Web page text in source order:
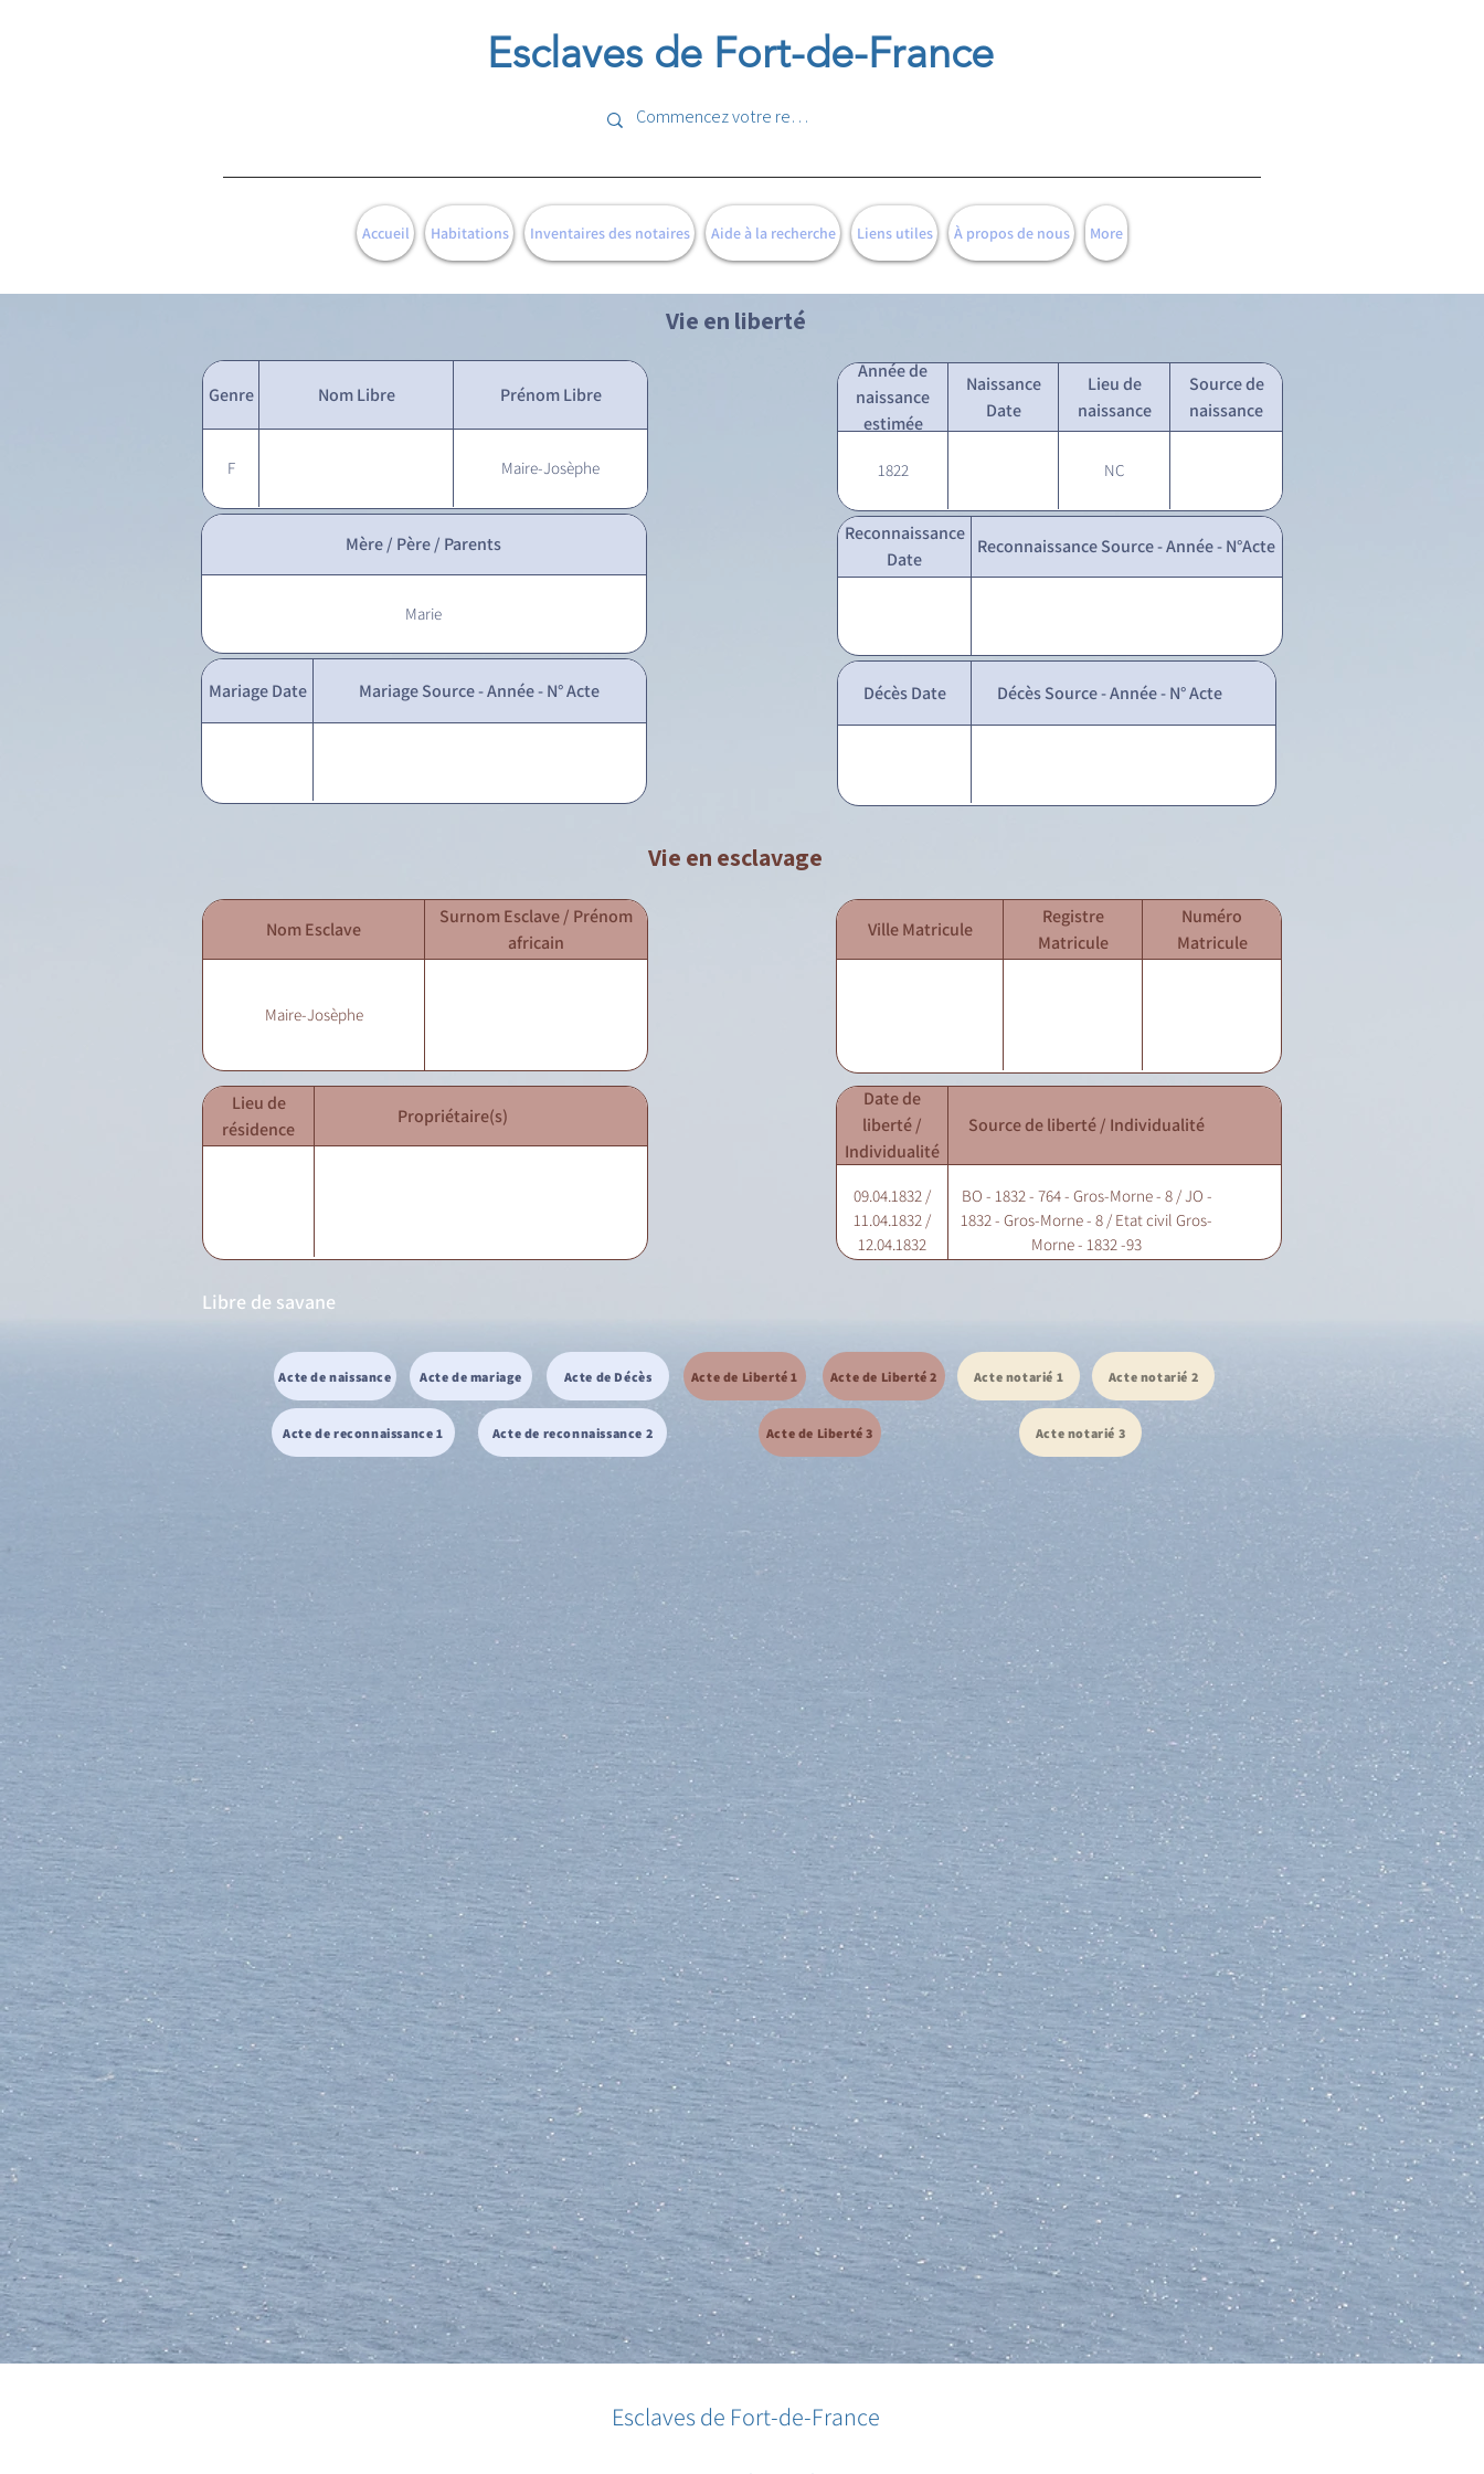
Esclaves de Fort-de-France
Accueil Habitations Inventaires des notaires Aide à la recherche Liens utiles À propos de nous More
Vie en liberté
Genre Nom Libre Prénom Libre
F Maire-Josèphe
Année de
naissance
estimée
Naissance
Date
Lieu de
naissance
Source de
naissance
1822 NC
Mère / Père / Parents
Marie
Mariage Date Mariage Source - Année - N° Acte
Reconnaissance
Date
Reconnaissance Source - Année - N°Acte
Décès Date Décès Source - Année - N° Acte
Vie en esclavage
Nom Esclave
Surnom Esclave / Prénom
africain
Maire-Josèphe
Ville Matricule
Registre
Matricule
Numéro
Matricule
Lieu de
résidence
Propriétaire(s)
Date de
liberté /
Individualité
Source de liberté / Individualité
09.04.1832 /
11.04.1832 /
12.04.1832
BO - 1832 - 764 - Gros-Morne - 8 / JO -
1832 - Gros-Morne - 8 / Etat civil Gros-
Morne - 1832 -93
Libre de savane
Acte de naissance Acte de mariage Acte de Décès
Acte de reconnaissance 1 Acte de reconnaissance 2
Acte de Liberté 1 Acte de Liberté 2
Acte de Liberté 3
Acte notarié 1 Acte notarié 2
Acte notarié 3
Esclaves de Fort-de-France